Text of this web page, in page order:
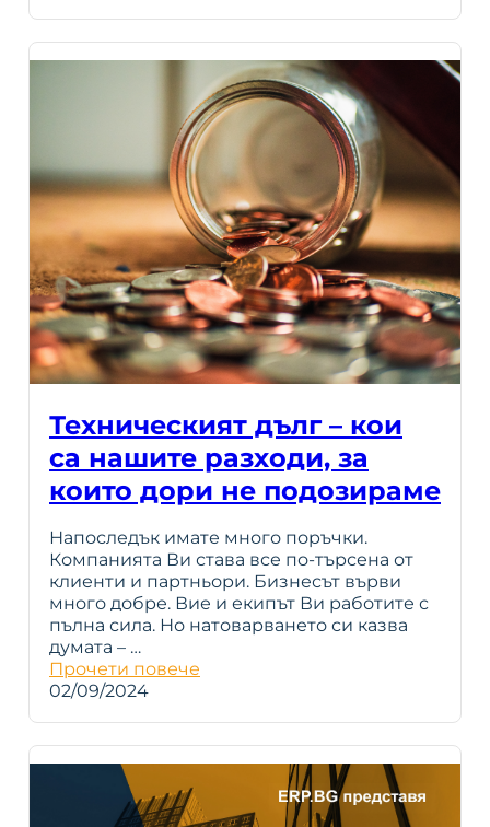
Техническият дълг – кои
са нашите разходи, за
които дори не подозираме
Напоследък имате много поръчки.
Компанията Ви става все по-търсена от
клиенти и партньори. Бизнесът върви
много добре. Вие и екипът Ви работите с
пълна сила. Но натоварването си казва
думата – …
Прочети повече
02/09/2024